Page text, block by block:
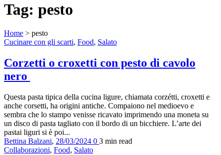
Tag: pesto
Home > pesto
Cucinare con gli scarti, Food, Salato
Corzetti o croxetti con pesto di cavolo
nero
Questa pasta tipica della cucina ligure, chiamata corzétti, croxetti e
anche corsetti, ha origini antiche. Compaiono nel medioevo e
sembra che lo stampo venisse ricavato imprimendo una moneta su
un disco di pasta tagliato con il bordo di un bicchiere. L’arte dei
pastai liguri si è poi...
Bettina Balzani, 28/03/2024 0 3 min read
Collaborazioni, Food, Salato